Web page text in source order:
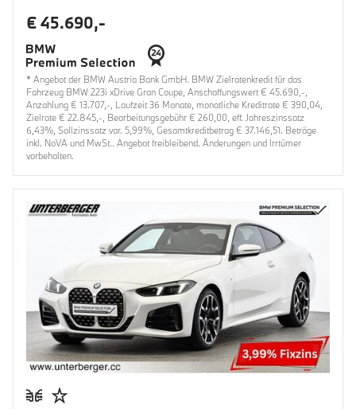
€ 45.690,-
* Angebot der BMW Austria Bank GmbH. BMW Zielratenkredit für das
Fahrzeug BMW 223i xDrive Gran Coupe, Anschaffungswert € 45.690,-,
Anzahlung € 13.707,-, Laufzeit 36 Monate, monatliche Kreditrate € 390,04,
Zielrate € 22.845,-, Bearbeitungsgebühr € 260,00, eff. Jahreszinssatz
6,43%, Sollzinssatz var. 5,99%, Gesamtkreditbetrag € 37.146,51. Beträge
inkl. NoVA und MwSt.. Angebot freibleibend. Änderungen und Irrtümer
vorbehalten.